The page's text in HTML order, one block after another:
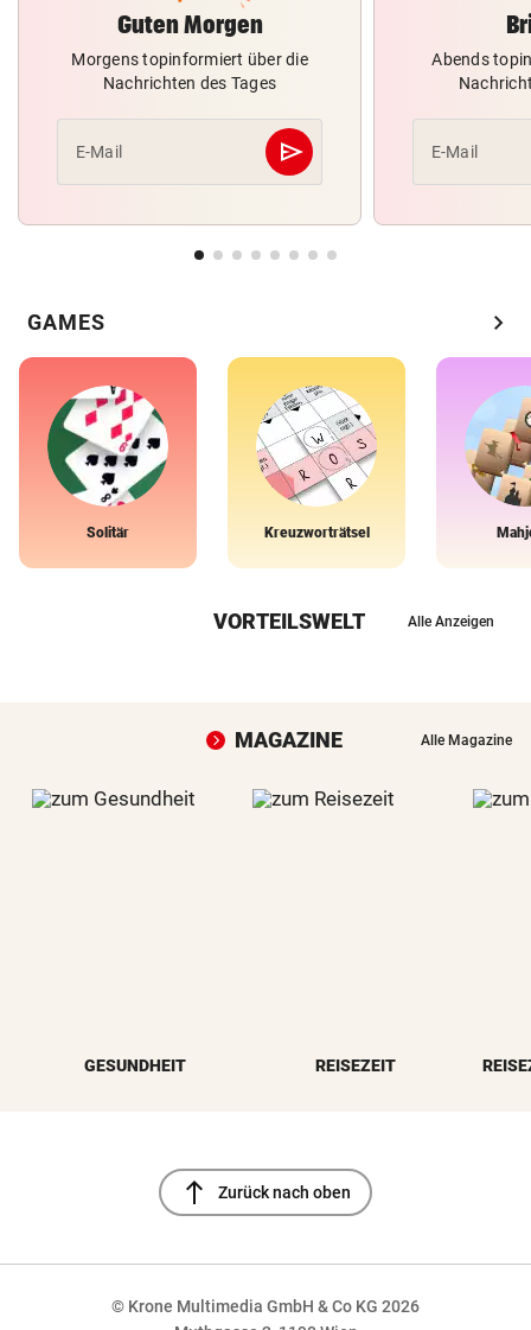
Guten Morgen
Morgens topinformiert über die
Nachrichten des Tages
E-Mail send
Abschicken
Abends
E-Mail
GAMES chevron_right
Solitär Kreuzworträtsel
VORTEILSWELT Alle Anzeigen
MAGAZINE Alle Magazine
GESUNDHEIT REISEZEIT
north Zurück nach oben
© Krone Multimedia GmbH & Co KG 2026